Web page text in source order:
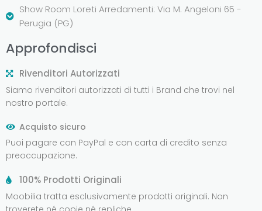
Show Room Loreti Arredamenti: Via M. Angeloni 65 -
Perugia (PG)
Approfondisci
Rivenditori Autorizzati
Siamo rivenditori autorizzati di tutti i Brand che trovi nel
nostro portale.
Acquisto sicuro
Puoi pagare con PayPal e con carta di credito senza
preoccupazione.
100% Prodotti Originali
Moobilia tratta esclusivamente prodotti originali. Non